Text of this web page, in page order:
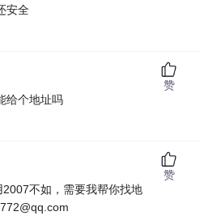
安全
给个地址吗
赞
不如，需要我帮你找地
赞